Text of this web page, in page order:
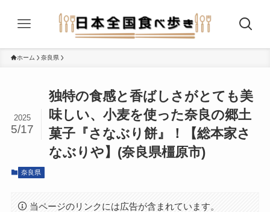
ホーム 奈良県
独特の食感と香ばしさがとても美
味しい、小麦を使った奈良の郷土
菓子『さなぶり餅』！【総本家さ
なぶりや】(奈良県橿原市)
2025
5/17
奈良県
当ページのリンクには広告が含まれています。